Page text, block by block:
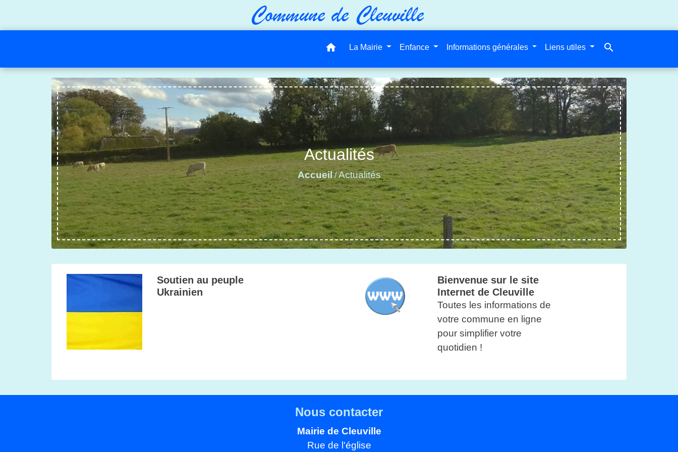
home La Mairie Enfance Informations générales Liens utiles search
Actualités
Accueil/Actualités
Soutien au peuple
Ukrainien
Bienvenue sur le site
Internet de Cleuville
Toutes les informations de
votre commune en ligne
pour simplifier votre
quotidien !
Nous contacter
Mairie de Cleuville
Rue de l'église